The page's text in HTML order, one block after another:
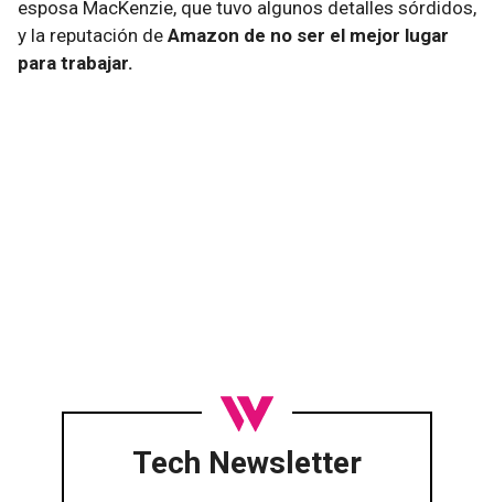
esposa MacKenzie, que tuvo algunos detalles sórdidos,
y la reputación de Amazon de no ser el mejor lugar
para trabajar.
Tech Newsletter